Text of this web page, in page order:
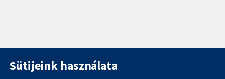
Sütijeink használata